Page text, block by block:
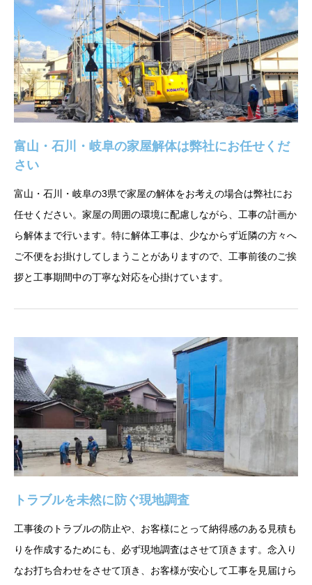
富山・石川・岐阜の家屋解体は弊社にお任せくだ
さい
富山・石川・岐阜の3県で家屋の解体をお考えの場合は弊社にお
任せください。家屋の周囲の環境に配慮しながら、工事の計画か
ら解体まで行います。特に解体工事は、少なからず近隣の方々へ
ご不便をお掛けしてしまうことがありますので、工事前後のご挨
拶と工事期間中の丁寧な対応を心掛けています。
トラブルを未然に防ぐ現地調査
工事後のトラブルの防止や、お客様にとって納得感のある見積も
りを作成するためにも、必ず現地調査はさせて頂きます。念入り
なお打ち合わせをさせて頂き、お客様が安心して工事を見届けら